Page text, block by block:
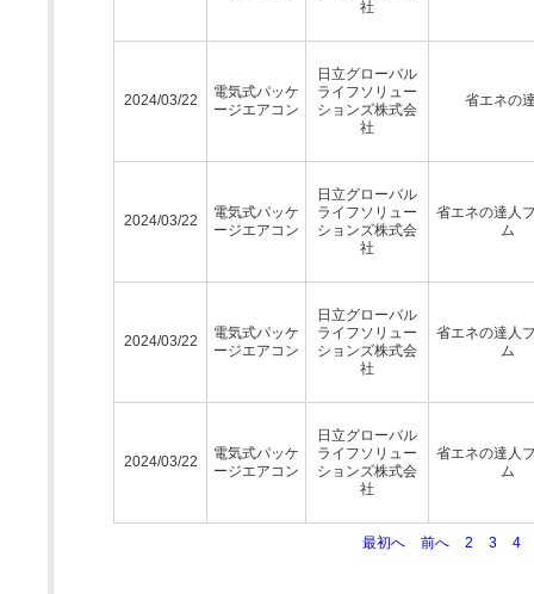
社
2024/03/22
電気式パッケ
ージエアコン
日立グローバル
ライフソリュー
ションズ株式会
社
省エネの
2024/03/22
電気式パッケ
ージエアコン
日立グローバル
ライフソリュー
ションズ株式会
社
省エネの達人
ム
2024/03/22
電気式パッケ
ージエアコン
日立グローバル
ライフソリュー
ションズ株式会
社
省エネの達人
ム
2024/03/22
電気式パッケ
ージエアコン
日立グローバル
ライフソリュー
ションズ株式会
社
省エネの達人
ム
最初へ 前へ 2 3 4